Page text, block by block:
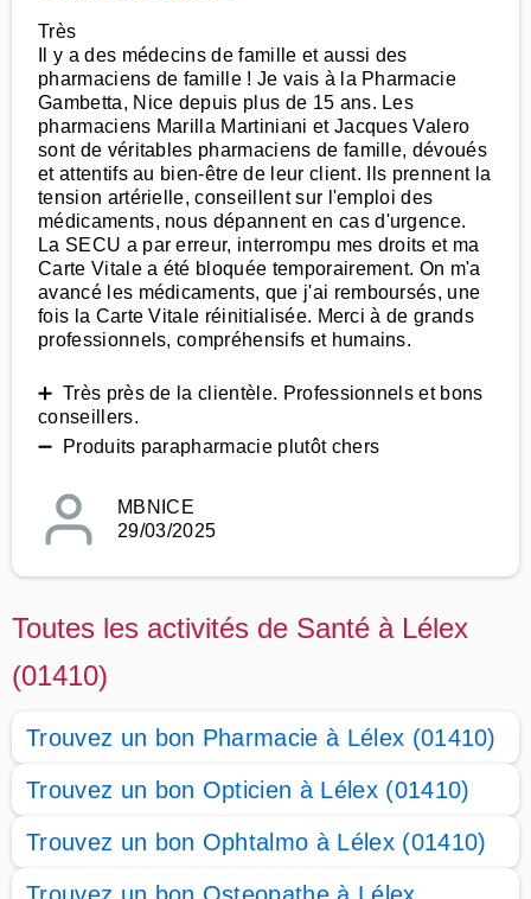
Très
Il y a des médecins de famille et aussi des
pharmaciens de famille ! Je vais à la Pharmacie
Gambetta, Nice depuis plus de 15 ans. Les
pharmaciens Marilla Martiniani et Jacques Valero
sont de véritables pharmaciens de famille, dévoués
et attentifs au bien-être de leur client. Ils prennent la
tension artérielle, conseillent sur l'emploi des
médicaments, nous dépannent en cas d'urgence.
La SECU a par erreur, interrompu mes droits et ma
Carte Vitale a été bloquée temporairement. On m'a
avancé les médicaments, que j'ai remboursés, une
fois la Carte Vitale réinitialisée. Merci à de grands
professionnels, compréhensifs et humains.
➕ Très près de la clientèle. Professionnels et bons
conseillers.
➖ Produits parapharmacie plutôt chers
MBNICE
29/03/2025
Toutes les activités de Santé à Lélex
(01410)
Trouvez un bon Pharmacie à Lélex (01410)
Trouvez un bon Opticien à Lélex (01410)
Trouvez un bon Ophtalmo à Lélex (01410)